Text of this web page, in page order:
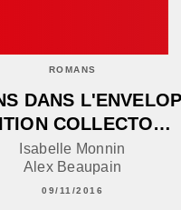
ROMANS
DANS
COLLECTO…
Isabelle Monnin
Alex Beaupain
09/11/2016